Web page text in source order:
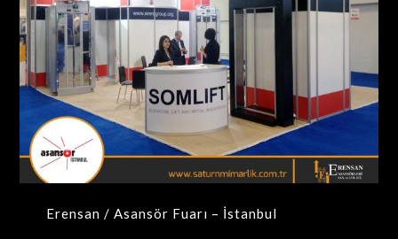
Erensan / Asansör Fuarı – İstanbul
MAXIMA-MODÜLER STANDLAR
Erensan / Asansör Fuarı – İstanbul